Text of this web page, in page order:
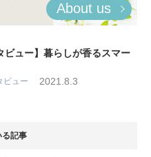
About us
ビュー】暮らしが香るスマー
ビュー 2021.8.3
る記事